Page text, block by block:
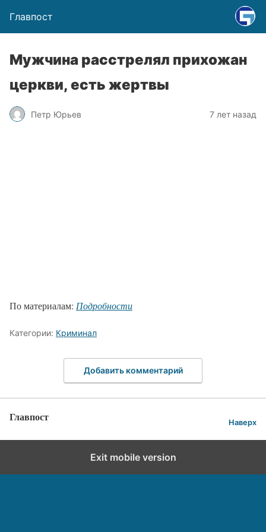
Главпост
Мужчина расстрелял прихожан
церкви, есть жертвы
Петр Юрьев 7 лет назад
По материалам: Подробности
Категории: Криминал
Добавить комментарий
Главпост Наверх
Exit mobile version